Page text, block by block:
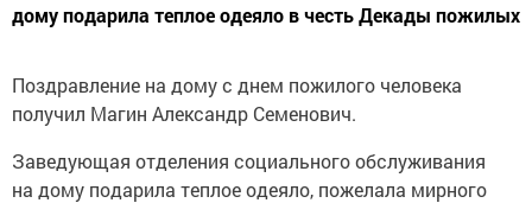
дому подарила теплое одеяло в честь Декады пожилых
Поздравление на дому с днем пожилого человека
получил Магин Александр Семенович.
Заведующая отделения социального обслуживания
на дому подарила теплое одеяло, пожелала мирного